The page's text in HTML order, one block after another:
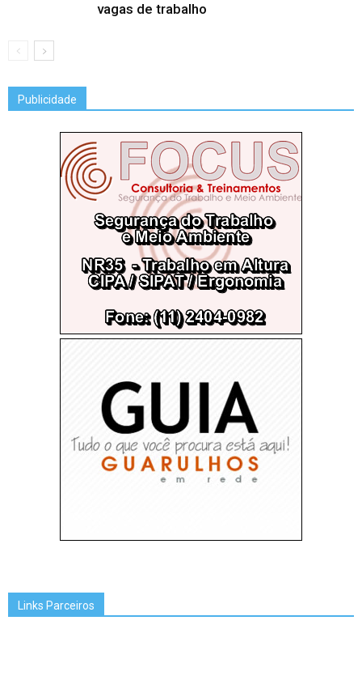
vagas de trabalho
Publicidade
Links Parceiros